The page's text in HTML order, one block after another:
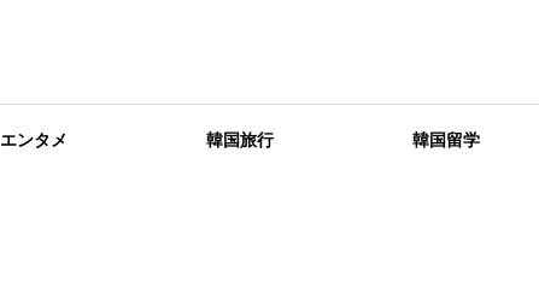
エンタメ 韓国旅行 韓国留学